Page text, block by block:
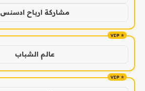
مشاركة ارباح ادسنس
عالم الشباب